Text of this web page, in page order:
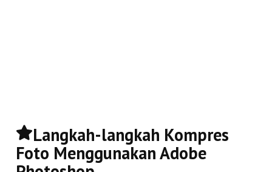
Langkah-langkah Kompres
Foto Menggunakan Adobe